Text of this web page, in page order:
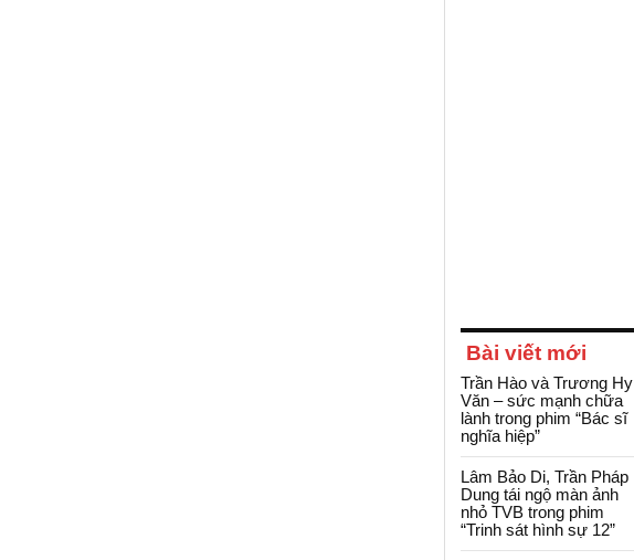
Bài viết mới
Trần Hào và Trương Hy
Văn – sức mạnh chữa
lành trong phim “Bác sĩ
nghĩa hiệp”
Lâm Bảo Di, Trần Pháp
Dung tái ngộ màn ảnh
nhỏ TVB trong phim
“Trinh sát hình sự 12”